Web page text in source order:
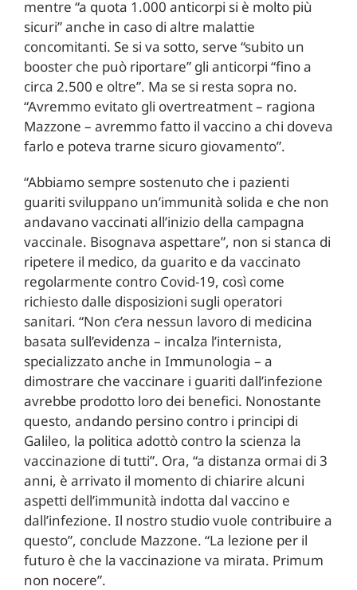
mentre “a quota 1.000 anticorpi si è molto più
sicuri” anche in caso di altre malattie
concomitanti. Se si va sotto, serve “subito un
booster che può riportare” gli anticorpi “fino a
circa 2.500 e oltre”. Ma se si resta sopra no.
“Avremmo evitato gli overtreatment – ragiona
Mazzone – avremmo fatto il vaccino a chi doveva
farlo e poteva trarne sicuro giovamento”.
“Abbiamo sempre sostenuto che i pazienti
guariti sviluppano un’immunità solida e che non
andavano vaccinati all’inizio della campagna
vaccinale. Bisognava aspettare”, non si stanca di
ripetere il medico, da guarito e da vaccinato
regolarmente contro Covid-19, così come
richiesto dalle disposizioni sugli operatori
sanitari. “Non c’era nessun lavoro di medicina
basata sull’evidenza – incalza l’internista,
specializzato anche in Immunologia – a
dimostrare che vaccinare i guariti dall’infezione
avrebbe prodotto loro dei benefici. Nonostante
questo, andando persino contro i principi di
Galileo, la politica adottò contro la scienza la
vaccinazione di tutti”. Ora, “a distanza ormai di 3
anni, è arrivato il momento di chiarire alcuni
aspetti dell’immunità indotta dal vaccino e
dall’infezione. Il nostro studio vuole contribuire a
questo”, conclude Mazzone. “La lezione per il
futuro è che la vaccinazione va mirata. Primum
non nocere”.